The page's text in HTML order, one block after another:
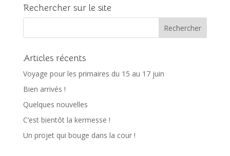
Rechercher sur le site
Articles récents
Voyage pour les primaires du 15 au 17 juin
Bien arrivés !
Quelques nouvelles
C’est bientôt la kermesse !
Un projet qui bouge dans la cour !